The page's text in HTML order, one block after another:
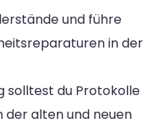
und führe
in der
solltest du Protokolle
der alten und neuen